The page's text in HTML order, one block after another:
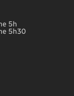
5h
5h30